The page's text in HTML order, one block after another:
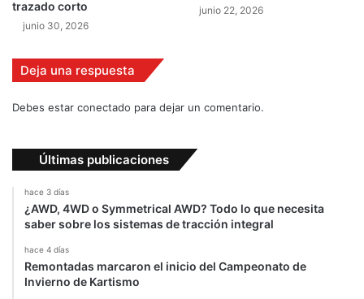
trazado corto
junio 30, 2026
junio 22, 2026
Deja una respuesta
Debes estar conectado para dejar un comentario.
Últimas publicaciones
hace 3 días
¿AWD, 4WD o Symmetrical AWD? Todo lo que necesita
saber sobre los sistemas de tracción integral
hace 4 días
Remontadas marcaron el inicio del Campeonato de
Invierno de Kartismo